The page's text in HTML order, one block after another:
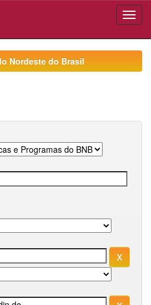
Nordeste do Brasil